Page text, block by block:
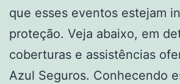
que esses eventos estejam
proteção. Veja abaixo, em
coberturas e assistências
Azul Seguros. Conhecendo